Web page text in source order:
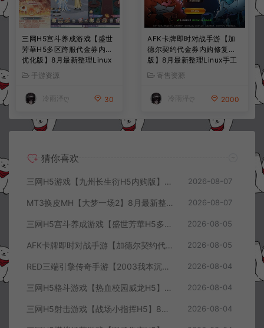
三网H5宫斗养成游戏【盛世
芳華H5多区跨服代金券内购
优化版】8月最新整理Linux
手工服务端+CDK授权后台
+全资源安卓+详细搭建教程
+视频教程
手游资源
冷雨泽ღ 30
AFK卡牌即时对战手游【加
德尔契约代金券内购修复
版】8月最新整理Linux手工
服务端+前后端全套源码+CD
K授权后台+安卓苹果双端
+详细搭建教程+视频教程
寄售资源
冷雨泽ღ 2000
猜你喜欢
三网H5游戏【九州长生衍H5内购版】8月最新整理Linux手工服务端+管理后台+GM授权后台+简易安卓客户端+详细搭建教程+视频教程 2026-08-07
MT3换皮MH【大梦一场2】8月最新整理Linux手工服务端+源码+管理后台+安卓苹果双端+详细搭建教程+视频教程 2026-08-07
三网H5宫斗养成游戏【盛世芳華H5多区跨服代金券内购优化版】8月最新整理Linux手工服务端+CDK授权后台+全资源安卓+详细搭建教程+视频教程 2026-08-05
AFK卡牌即时对战手游【加德尔契约代金券内购修复版】8月最新整理Linux手工服务端+前后端全套源码+CDK授权后台+安卓苹果双端+详细搭建教程+视频教程 2026-08-05
RED三端引擎传奇手游【2003我本沉默三职业】8月最新整理Win一键服务端+PC安卓+详细搭建教程 2026-08-04
三网H5格斗游戏【热血校园威龙H5】8月最新整理Linux手工服务端+Win一键服务端+解压即玩+简易安卓客户端+详细搭建教程 2026-08-04
三网H5射击游戏【战场小指挥H5】8月最新整理Linux手工服务端+Win一键服务端+解压即玩+简易安卓客户端+详细搭建教程 2026-08-04